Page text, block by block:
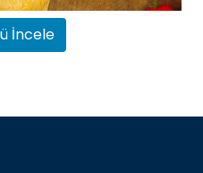
İncele